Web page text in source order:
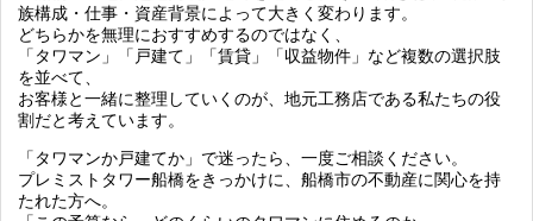
族構成・仕事・資産背景によって大きく変わります。
どちらかを無理におすすめするのではなく、
「タワマン」「戸建て」「賃貸」「収益物件」など複数の選択肢
を並べて、
お客様と一緒に整理していくのが、地元工務店である私たちの役
割だと考えています。
「タワマンか戸建てか」で迷ったら、一度ご相談ください。
プレミストタワー船橋をきっかけに、船橋市の不動産に関心を持
たれた方へ。